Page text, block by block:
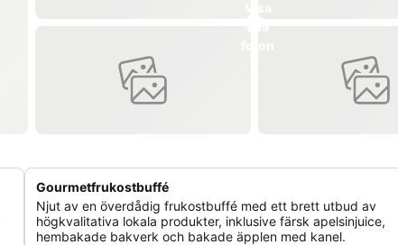
Gourmetfrukostbuffé
Njut av en överdådig frukostbuffé med ett brett utbud av
högkvalitativa lokala produkter, inklusive färsk apelsinjuice,
hembakade bakverk och bakade äpplen med kanel.